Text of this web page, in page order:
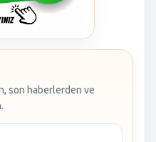
son haberlerden ve